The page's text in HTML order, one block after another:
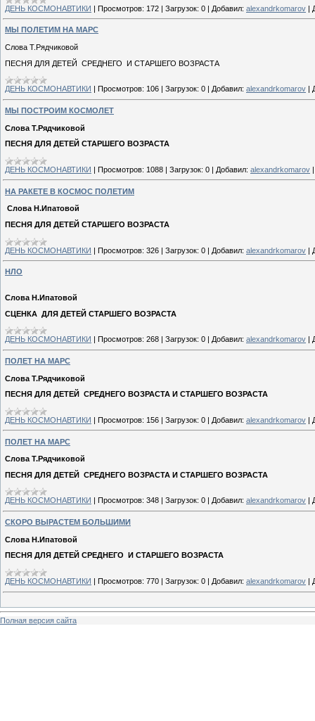
ДЕНЬ КОСМОНАВТИКИ | Просмотров: 172 | Загрузок: 0 | Добавил: alexandrkomarov |
МЫ ПОЛЕТИМ НА МАРС
Слова Т.Рядчиковой
ПЕСНЯ ДЛЯ ДЕТЕЙ СРЕДНЕГО И СТАРШЕГО ВОЗРАСТА
ДЕНЬ КОСМОНАВТИКИ Просмотров: 106 Загрузок: 0 Добавил: alexandrkomarov
МЫ ПОСТРОИМ КОСМОЛЕТ
Слова Т.Рядчиковой
ПЕСНЯ ДЛЯ ДЕТЕЙ СТАРШЕГО ВОЗРАСТА
ДЕНЬ КОСМОНАВТИКИ | Просмотров: 1088 | Загрузок: 0 | Добавил: alexandrkomarov
НА РАКЕТЕ В КОСМОС ПОЛЕТИМ
Слова Н.Ипатовой
ПЕСНЯ ДЛЯ ДЕТЕЙ СТАРШЕГО ВОЗРАСТА
ДЕНЬ КОСМОНАВТИКИ | Просмотров: 326 | Загрузок: 0 | Добавил: alexandrkomarov |
НЛО
Слова Н.Ипатовой
СЦЕНКА ДЛЯ ДЕТЕЙ СТАРШЕГО ВОЗРАСТА
ДЕНЬ КОСМОНАВТИКИ | Просмотров: 268 | Загрузок: 0 | Добавил: alexandrkomarov |
ПОЛЕТ НА МАРС
Слова Т.Рядчиковой
ПЕСНЯ ДЛЯ ДЕТЕЙ СРЕДНЕГО ВОЗРАСТА И СТАРШЕГО ВОЗРАСТА
ДЕНЬ КОСМОНАВТИКИ | Просмотров: 156 | Загрузок: 0 | Добавил: alexandrkomarov |
ПОЛЕТ НА МАРС
Слова Т.Рядчиковой
ПЕСНЯ ДЛЯ ДЕТЕЙ СРЕДНЕГО ВОЗРАСТА И СТАРШЕГО ВОЗРАСТА
ДЕНЬ КОСМОНАВТИКИ Просмотров: 348 Загрузок: 0 Добавил: alexandrkomarov
СКОРО ВЫРАСТЕМ БОЛЬШИМИ
Слова Н.Ипатовой
ПЕСНЯ ДЛЯ ДЕТЕЙ СРЕДНЕГО И СТАРШЕГО ВОЗРАСТА
ДЕНЬ КОСМОНАВТИКИ | Просмотров: 770 | Загрузок: 0 | Добавил: alexandrkomarov |
Полная версия сайта